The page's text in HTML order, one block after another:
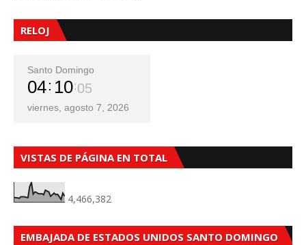
RELOJ
Santo Domingo
04 10 06
viernes, agosto 7, 2026
VISTAS DE PÁGINA EN TOTAL
4,466,382
EMBAJADA DE ESTADOS UNIDOS SANTO DOMINGO